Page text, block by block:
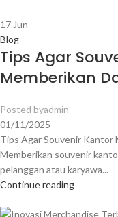
17 Jun
Blog
Tips Agar
Memberikan
Posted byadmin
01/11/2025
Tips Agar Souvenir Kantor
Memberikan souvenir
pelanggan atau karyawa...
Continue reading